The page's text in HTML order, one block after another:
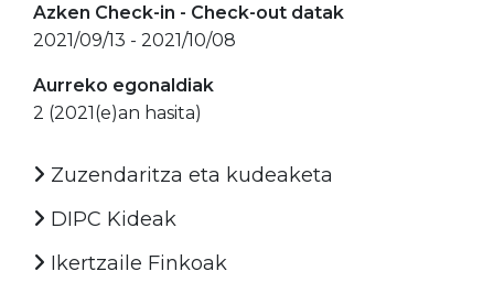
Azken Check-in - Check-out datak
2021/09/13 - 2021/10/08
Aurreko egonaldiak
2 (2021(e)an hasita)
Zuzendaritza eta kudeaketa
DIPC Kideak
Ikertzaile Finkoak